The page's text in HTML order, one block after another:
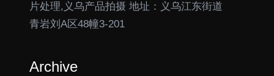
片处理,义乌产品拍摄 地址：义乌江东街道
青岩刘A区48幢3-201
Archive